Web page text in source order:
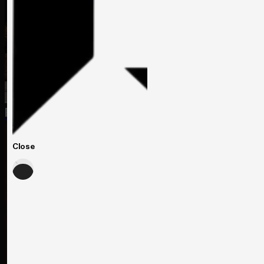
Rezidențial
Close